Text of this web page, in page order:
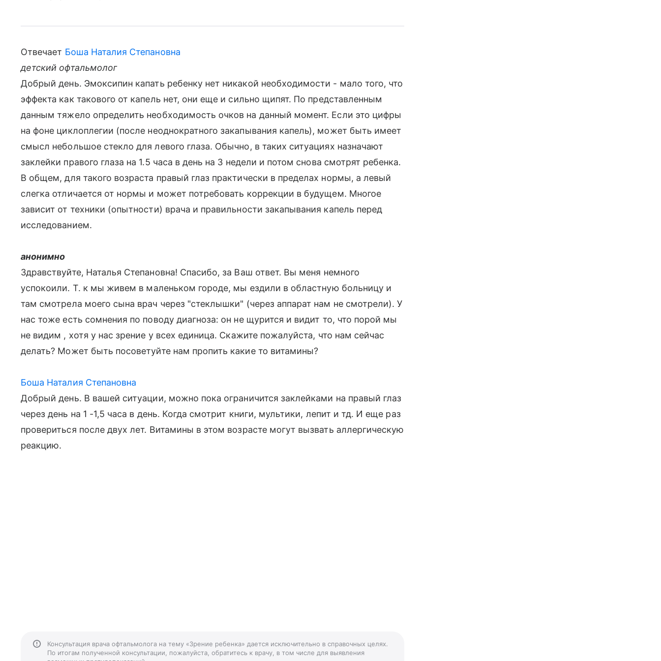
Отвечает Боша Наталия Степановна
детский офтальмолог
Добрый день. Эмоксипин капать ребенку нет никакой необходимости - мало того, что
эффекта как такового от капель нет, они еще и сильно щипят. По представленным
данным тяжело определить необходимость очков на данный момент. Если это цифры
на фоне циклоплегии (после неоднократного закапывания капель), может быть имеет
смысл небольшое стекло для левого глаза. Обычно, в таких ситуациях назначают
заклейки правого глаза на 1.5 часа в день на 3 недели и потом снова смотрят ребенка.
В общем, для такого возраста правый глаз практически в пределах нормы, а левый
слегка отличается от нормы и может потребовать коррекции в будущем. Многое
зависит от техники (опытности) врача и правильности закапывания капель перед
исследованием.
анонимно
Здравствуйте, Наталья Степановна! Спасибо, за Ваш ответ. Вы меня немного
успокоили. Т. к мы живем в маленьком городе, мы ездили в областную больницу и
там смотрела моего сына врач через "стеклышки" (через аппарат нам не смотрели). У
нас тоже есть сомнения по поводу диагноза: он не щурится и видит то, что порой мы
не видим , хотя у нас зрение у всех единица. Скажите пожалуйста, что нам сейчас
делать? Может быть посоветуйте нам пропить какие то витамины?
Боша Наталия Степановна
Добрый день. В вашей ситуации, можно пока ограничится заклейками на правый глаз
через день на 1 -1,5 часа в день. Когда смотрит книги, мультики, лепит и тд. И еще раз
провериться после двух лет. Витамины в этом возрасте могут вызвать аллергическую
реакцию.
Консультация врача офтальмолога на тему «Зрение ребенка» дается исключительно в справочных целях.
По итогам полученной консультации, пожалуйста, обратитесь к врачу, в том числе для выявления